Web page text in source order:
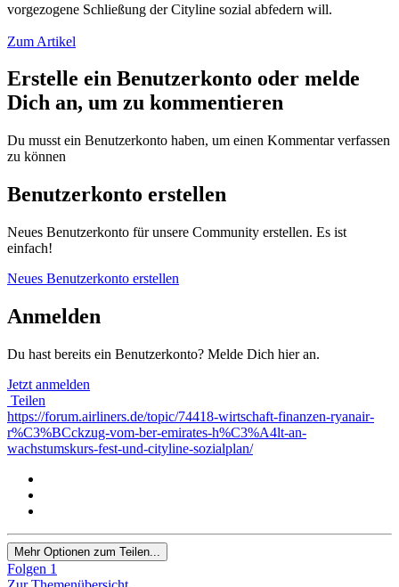
vorgezogene Schließung der Cityline sozial abfedern will.
Zum Artikel
Erstelle ein Benutzerkonto oder melde
Dich an, um zu kommentieren
Du musst ein Benutzerkonto haben, um einen Kommentar verfassen
zu können
Benutzerkonto erstellen
Neues Benutzerkonto für unsere Community erstellen. Es ist
einfach!
Neues Benutzerkonto erstellen
Anmelden
Du hast bereits ein Benutzerkonto? Melde Dich hier an.
Jetzt anmelden
Teilen
https://forum.airliners.de/topic/74418-wirtschaft-finanzen-ryanair-
r%C3%BCckzug-vom-ber-emirates-h%C3%A4lt-an-
wachstumskurs-fest-und-cityline-sozialplan/
Mehr Optionen zum Teilen...
Folgen 1